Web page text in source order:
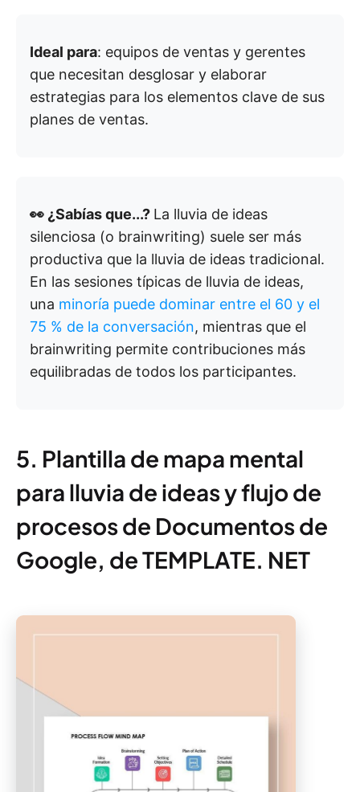
Ideal para: equipos de ventas y gerentes
que necesitan desglosar y elaborar
estrategias para los elementos clave de sus
planes de ventas.
👀 ¿Sabías que...? La lluvia de ideas
silenciosa (o brainwriting) suele ser más
productiva que la lluvia de ideas tradicional.
En las sesiones típicas de lluvia de ideas,
una minoría puede dominar entre el 60 y el
75 % de la conversación, mientras que el
brainwriting permite contribuciones más
equilibradas de todos los participantes.
5. Plantilla de mapa mental
para lluvia de ideas y flujo de
procesos de Documentos de
Google, de TEMPLATE. NET